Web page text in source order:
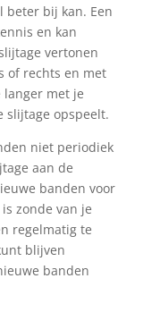
beter bij kan. Een
en kan
vertonen
of rechts en met
langer met je
slijtage opspeelt.
niet periodiek
aan de
banden voor
zonde van je
regelmatig te
blijven
banden